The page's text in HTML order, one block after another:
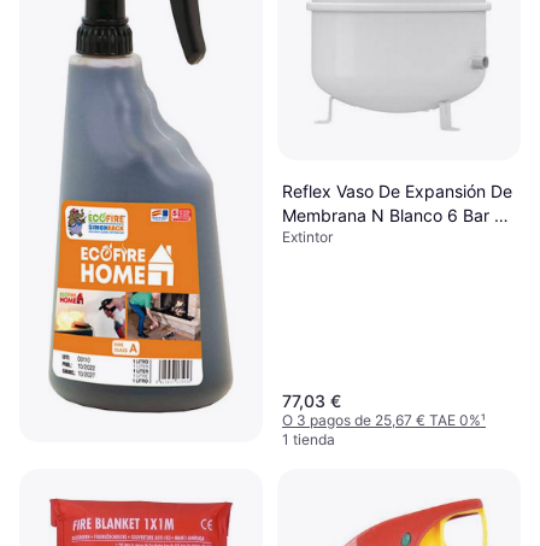
Home 1L Pistola Manual
Extintor
15,99 €
Reflex Vaso De Expansión De
Membrana N Blanco 6 Bar 50
L
Extintor
77,03 €
O 3 pagos de 25,67 € TAE 0%¹
1 tienda